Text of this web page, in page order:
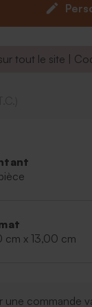
dans un
tout le site |
cm x 13,00 cm
une commande